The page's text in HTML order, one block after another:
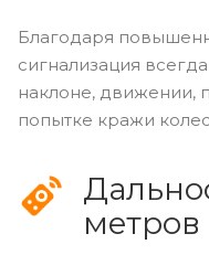
Благодаря
сигнализация
наклоне, движении,
попытке кражи
метров